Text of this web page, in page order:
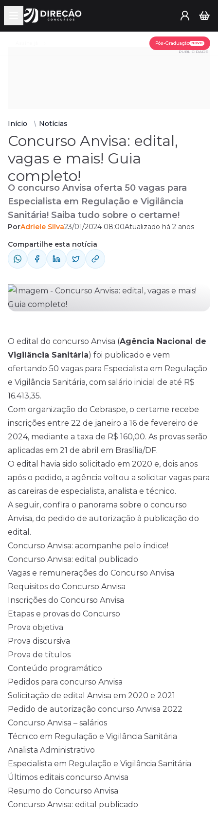
Open main menu
Pós-Graduação NOVO
PUBLICIDADE
Início Notícias
Concurso Anvisa: edital,
vagas e mais! Guia
completo!
O concurso Anvisa oferta 50 vagas para
Especialista em Regulação e Vigilância
Sanitária! Saiba tudo sobre o certame!
PorAdriele Silva23/01/2024 08:00Atualizado há 2 anos
Compartilhe esta notícia
O edital do concurso Anvisa (Agência Nacional de
Vigilância Sanitária) foi publicado e vem
ofertando 50 vagas para Especialista em Regulação
e Vigilância Sanitária, com salário inicial de até R$
16.413,35.
Com organização do Cebraspe, o certame recebe
inscrições entre 22 de janeiro a 16 de fevereiro de
2024, mediante a taxa de R$ 160,00. As provas serão
aplicadas em 21 de abril em Brasília/DF.
O edital havia sido solicitado em 2020 e, dois anos
após o pedido, a agência voltou a solicitar vagas para
as careiras de especialista, analista e técnico.
A seguir, confira o panorama sobre o concurso
Anvisa, do pedido de autorização à publicação do
edital.
Concurso Anvisa: acompanhe pelo índice!
Concurso Anvisa: edital publicado
Vagas e remunerações do Concurso Anvisa
Requisitos do Concurso Anvisa
Inscrições do Concurso Anvisa
Etapas e provas do Concurso
Prova objetiva
Prova discursiva
Prova de títulos
Conteúdo programático
Pedidos para concurso Anvisa
Solicitação de edital Anvisa em 2020 e 2021
Pedido de autorização concurso Anvisa 2022
Concurso Anvisa – salários
Técnico em Regulação e Vigilância Sanitária
Analista Administrativo
Especialista em Regulação e Vigilância Sanitária
Últimos editais concurso Anvisa
Resumo do Concurso Anvisa
Concurso Anvisa: edital publicado